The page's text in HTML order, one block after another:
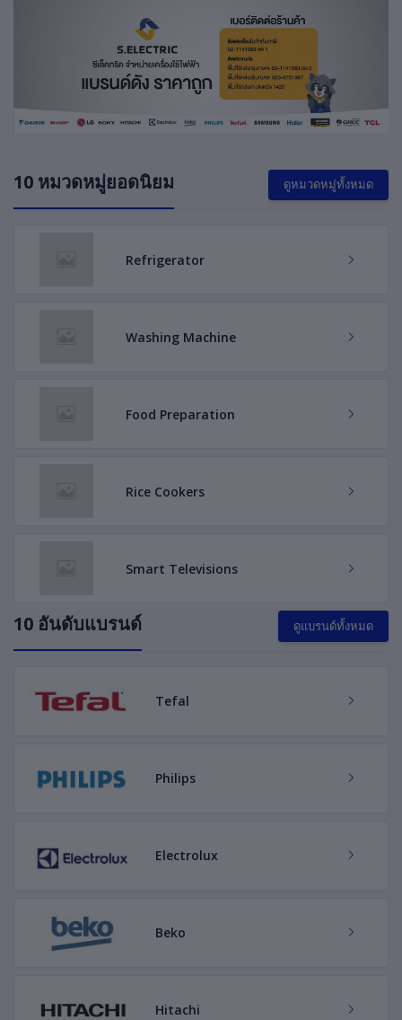
10 หมวดหมู่ยอดนิยม ดูหมวดหมู่ทั้งหมด
Refrigerator
Washing Machine
Food Preparation
Rice Cookers
Smart Televisions
10 อันดับแบรนด์ ดูแบรนด์ทั้งหมด
Tefal
Philips
Electrolux
Beko
Hitachi